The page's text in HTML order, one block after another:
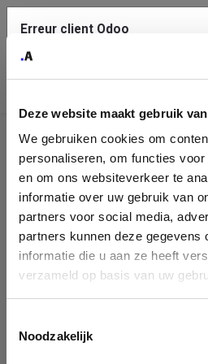
Deze website maakt gebruik
We gebruiken cookies om
personaliseren, om functies
en om ons websiteverkeer te
informatie over uw gebruik van
partners voor social media,
partners kunnen deze gegevens
informatie die u aan ze heeft
verzameld op basis van uw
Noodzakelijk
Identification
de
l'entreprise
Please fill in your
form. If you don't find your company in
a new company record with the button
Erreur client Odoo
Une erreur s'est produite
Utilisez le bouton Copier pour
service de support.
Voir les détails
Ok